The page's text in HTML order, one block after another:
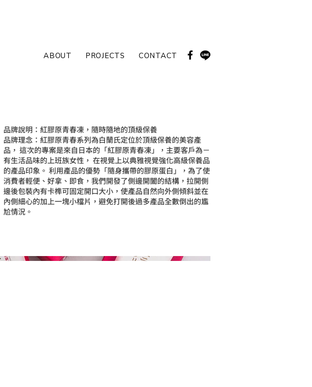
ABOUT PROJECTS CONTACT
品牌說明：紅膠原青春凍，隨時隨地的頂級保養
品牌理念：紅膠原青春系列為白蘭氏定位於頂級保養的美容產
品， 這次的專案是來自日本的「紅膠原青春凍」，主要客戶為－
有生活品味的上班族女性， 在視覺上以典雅視覺強化高級保養品
的產品印象。 利用產品的優勢「隨身攜帶的膠原蛋白」，為了使
消費者輕便、好拿、即食，我們開發了側邊開闔的結構，拉開側
邊後包裝內有卡榫可固定開口大小，使產品自然向外側傾斜並在
內側細心的加上一塊小檔片，避免打開後過多產品全數倒出的尷
尬情況。